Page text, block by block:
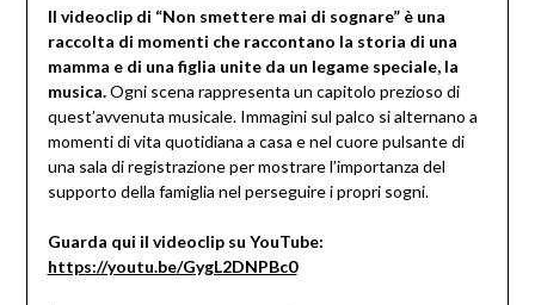
Il videoclip di “Non smettere mai di sognare” è una
raccolta di momenti che raccontano la storia di una
mamma e di una figlia unite da un legame speciale, la
musica.Ogni scena rappresenta un capitolo prezioso di
quest’avvenuta musicale. Immagini sul palco si alternano a
momenti di vita quotidiana a casa e nel cuore pulsante di
una sala di registrazione per mostrare l’importanza del
supporto della famiglia nel perseguire i propri sogni.
Guarda qui il videoclip su YouTube:
https://youtu.be/GygL2DNPBc0